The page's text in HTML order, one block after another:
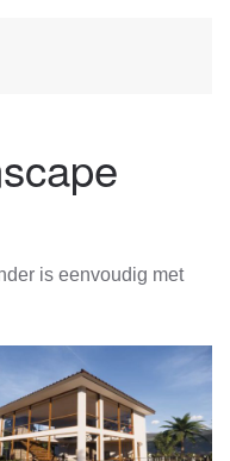
is eenvoudig met